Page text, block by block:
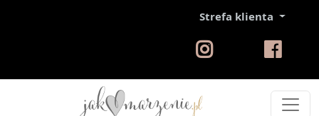
Strefa klienta